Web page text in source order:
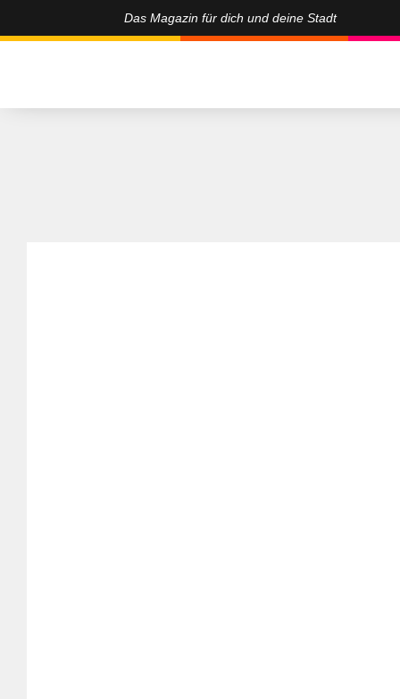
Das Magazin für dich und deine Stadt